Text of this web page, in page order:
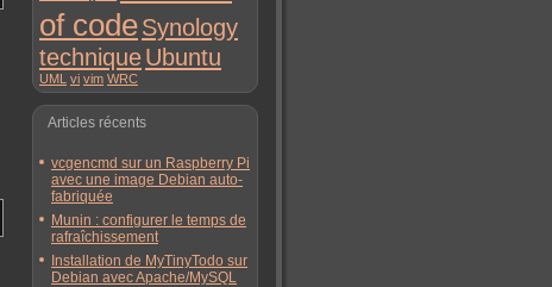
of codeSynology
techniqueUbuntu
UML vi vim WRC
Articles récents
vcgencmd sur un Raspberry Pi
avec une image Debian auto-
fabriquée
Munin : configurer le temps de
rafraîchissement
Installation de MyTinyTodo sur
Debian avec Apache/MySQL